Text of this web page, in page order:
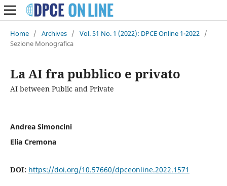
Home / Archives / Vol. 51 No. 1 (2022): DPCE Online 1-2022 /
Sezione Monografica
La AI fra pubblico e privato
AI between Public and Private
Andrea Simoncini
Elia Cremona
DOI: https://doi.org/10.57660/dpceonline.2022.1571